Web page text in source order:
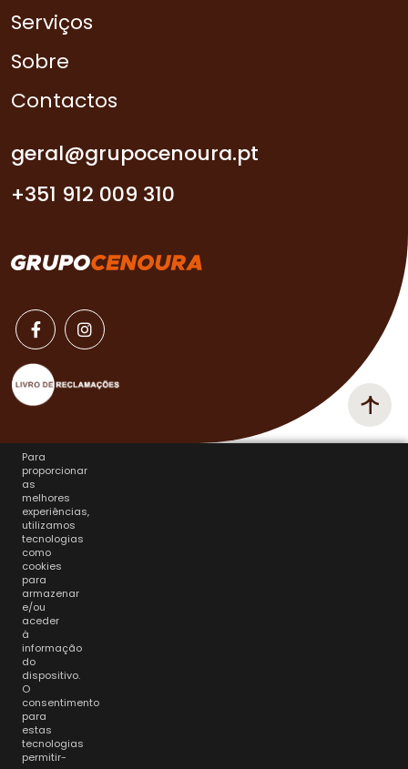
Serviços
Sobre
Contactos
geral@grupocenoura.pt
+351 912 009 310
Para
proporcionar
as
melhores
experiências,
utilizamos
tecnologias
como
cookies
para
armazenar
e/ou
aceder
à
informação
do
dispositivo.
O
consentimento
para
estas
tecnologias
permitir-